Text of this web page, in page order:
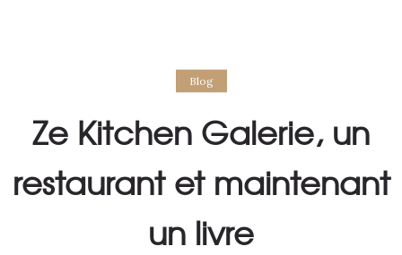
Blog
Ze Kitchen Galerie, un
restaurant et maintenant
un livre